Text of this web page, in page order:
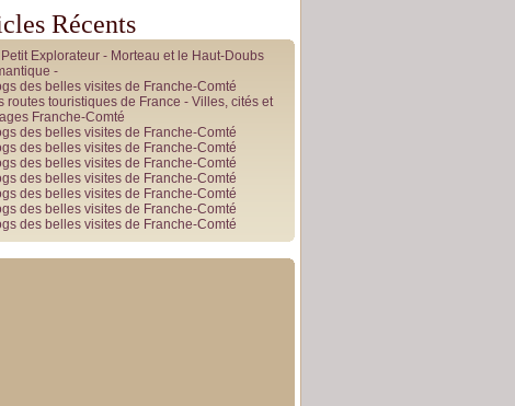
Récents
Petit Explorateur - Morteau et le Haut-Doubs
-
des belles visites de Franche-Comté
routes touristiques de France - Villes, cités et
Franche-Comté
des belles visites de Franche-Comté
des belles visites de Franche-Comté
des belles visites de Franche-Comté
des belles visites de Franche-Comté
des belles visites de Franche-Comté
des belles visites de Franche-Comté
des belles visites de Franche-Comté